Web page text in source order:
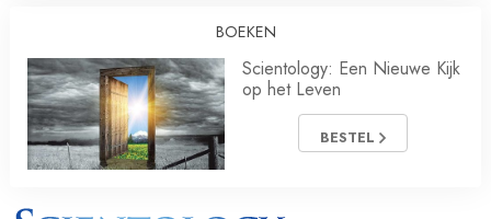
BOEKEN
Scientology: Een Nieuwe Kijk
op het Leven
BESTEL